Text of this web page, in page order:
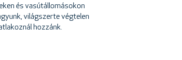
és vasútállomásokon
világszerte végtelen
hozzánk.